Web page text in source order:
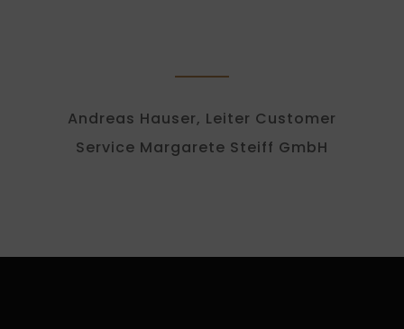
Andreas Hauser, Leiter Customer
Service Margarete Steiff GmbH